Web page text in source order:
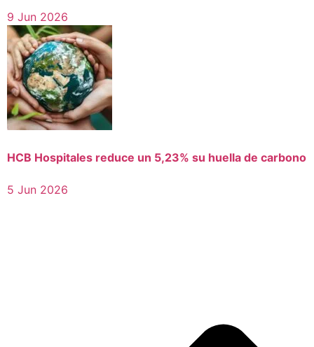
9 Jun 2026
HCB Hospitales reduce un 5,23% su huella de carbono
5 Jun 2026